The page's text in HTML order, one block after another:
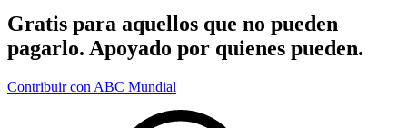
Gratis para aquellos que no pueden
pagarlo. Apoyado por quienes pueden.
Contribuir con ABC Mundial